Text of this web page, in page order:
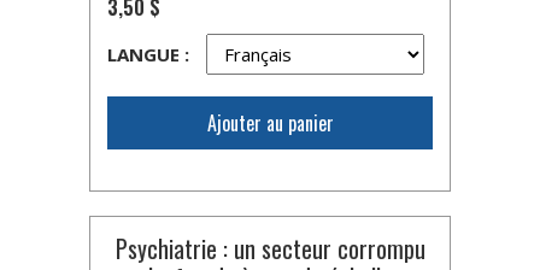
3,50 $
LANGUE :
Ajouter au panier
Psychiatrie : un secteur corrompu